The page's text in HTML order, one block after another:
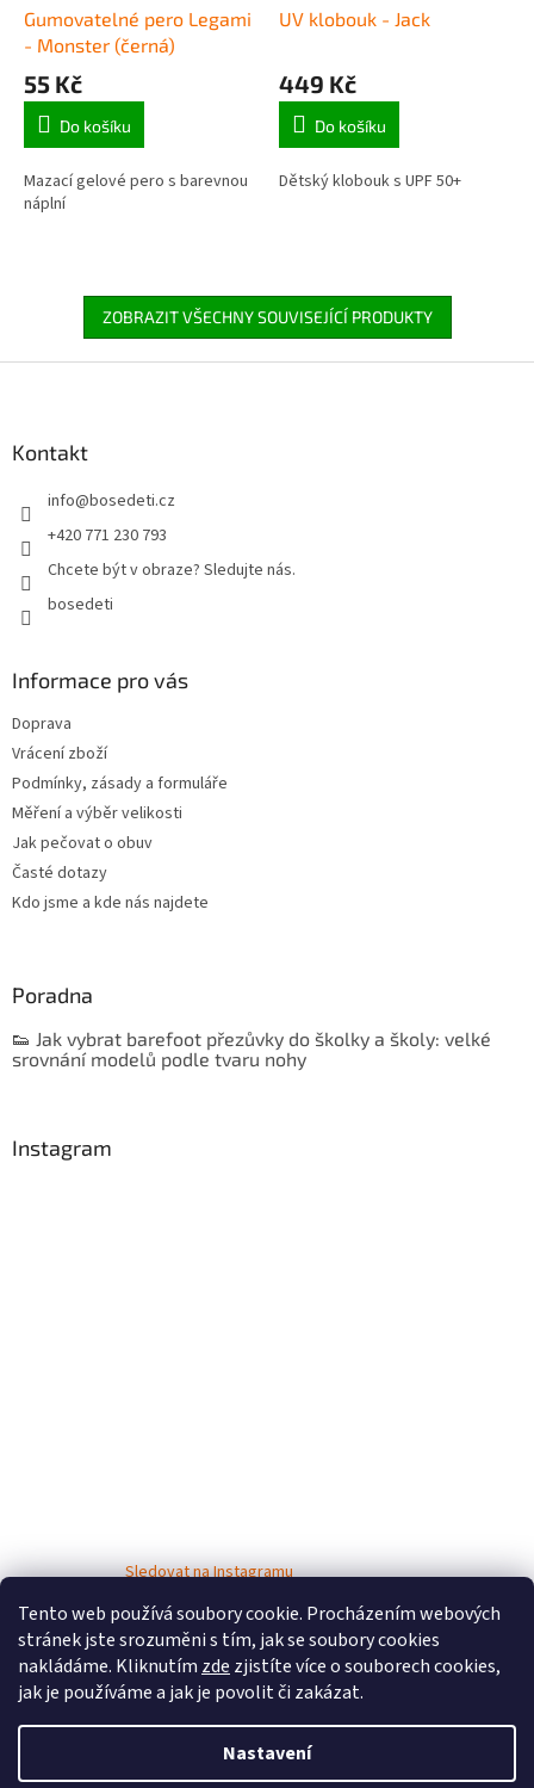
Tento web používá soubory cookie. Procházením webových
stránek jste srozuměni s tím, jak se soubory cookies
nakládáme. Kliknutím zde zjistíte více o souborech cookies,
jak je používáme a jak je povolit či zakázat.
Nastavení
Gumovatelné pero Legami
- Monster (černá)
55 Kč
Do košíku
Mazací gelové pero s barevnou
náplní
UV klobouk - Jack
449 Kč
Do košíku
Dětský klobouk s UPF 50+
ZOBRAZIT VŠECHNY SOUVISEJÍCÍ PRODUKTY
Kontakt
info@bosedeti.cz
+420 771 230 793
Chcete být v obraze? Sledujte nás.
bosedeti
Informace pro vás
Doprava
Vrácení zboží
Podmínky, zásady a formuláře
Měření a výběr velikosti
Jak pečovat o obuv
Časté dotazy
Kdo jsme a kde nás najdete
Poradna
👟 Jak vybrat barefoot přezůvky do školky a školy: velké
srovnání modelů podle tvaru nohy
Instagram
Sledovat na Instagramu
Vytvořil Shoptet